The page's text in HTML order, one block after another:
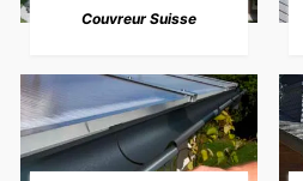
Couvreur Suisse